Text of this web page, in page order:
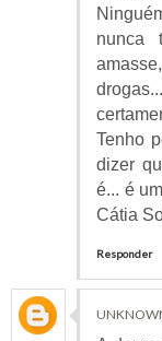
nunca
Tenho
dizer
é... é
Cátia
Responder